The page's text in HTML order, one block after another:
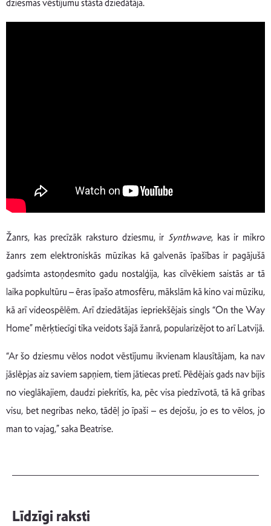
dziesmas vēstījumu stāsta dziedātāja.
Žanrs, kas precīzāk raksturo dziesmu, ir Synthwave, kas ir mikro
žanrs zem elektroniskās mūzikas kā galvenās īpašības ir pagājušā
gadsimta astoņdesmito gadu nostalģija, kas cilvēkiem saistās ar tā
laika popkultūru – ēras īpašo atmosfēru, mākslām kā kino vai mūziku,
kā arī videospēlēm. Arī dziedātājas iepriekšējais singls “On the Way
Home” mērķtiecīgi tika veidots šajā žanrā, popularizējot to arī Latvijā.
“Ar šo dziesmu vēlos nodot vēstījumu ikvienam klausītājam, ka nav
jāslēpjas aiz saviem sapņiem, tiem jātiecas pretī. Pēdējais gads nav bijis
no vieglākajiem, daudzi piekritīs, ka, pēc visa piedzīvotā, tā kā gribas
visu, bet negribas neko, tādēļ jo īpaši – es dejošu, jo es to vēlos, jo
man to vajag,” saka Beatrise.
Līdzīgi raksti